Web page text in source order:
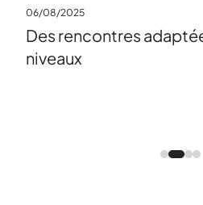
06/08/2025
Des rencontres
niveaux